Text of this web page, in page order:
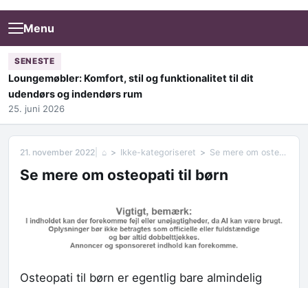
Menu
SENESTE
Loungemøbler: Komfort, stil og funktionalitet til dit
udendørs og indendørs rum
25. juni 2026
21. november 2022 ⌂ Ikke-kategoriseret Se mere om osteopati til børn
Se mere om osteopati til børn
Osteopati til børn er egentlig bare almindelig